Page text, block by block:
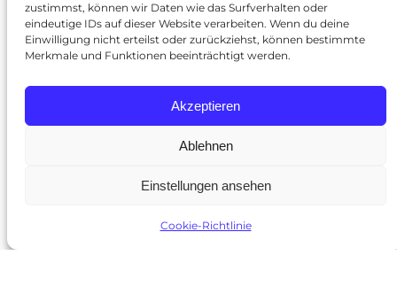
zustimmst, können wir Daten wie das Surfverhalten oder
eindeutige IDs auf dieser Website verarbeiten. Wenn du deine
Einwilligung nicht erteilst oder zurückziehst, können bestimmte
Merkmale und Funktionen beeinträchtigt werden.
Akzeptieren
Ablehnen
Einstellungen ansehen
Cookie-Richtlinie
galt, übernimmt heute Programmieraufgaben, erstellt
Analysen, verwaltet Arbeitsabläufe und kann
zunehmend selbstständig komplexe Projekte
die Sorgen. Eine Studie der unabhängigen
Threat Research) hat im Frühjahr…